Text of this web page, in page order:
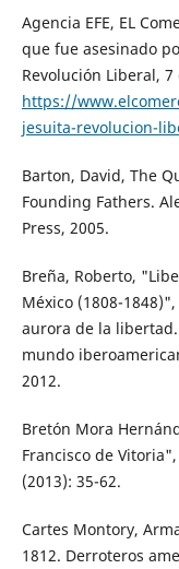
Agencia EFE, EL
que fue asesinado
Revolución Liberal,
https://
jesuita-revolucion-
Barton, David, The
Founding Fathers.
Press, 2005.
Breña, Roberto,
México (1808-
aurora de la
mundo
2012.
Bretón Mora
Francisco de
(2013): 35-62.
Cartes Montory,
1812. Derroteros